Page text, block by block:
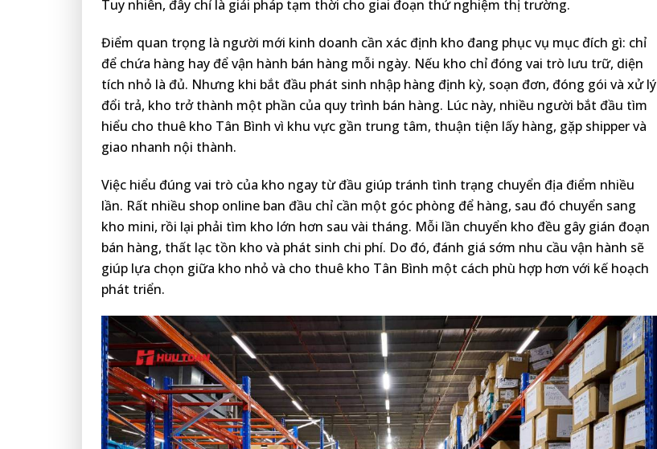
Tuy nhiên, đây chỉ là giải pháp tạm thời cho giai đoạn thử nghiệm thị trường.
Điểm quan trọng là người mới kinh doanh cần xác định kho đang phục vụ mục đích gì: chỉ
để chứa hàng hay để vận hành bán hàng mỗi ngày. Nếu kho chỉ đóng vai trò lưu trữ, diện
tích nhỏ là đủ. Nhưng khi bắt đầu phát sinh nhập hàng định kỳ, soạn đơn, đóng gói và xử lý
đổi trả, kho trở thành một phần của quy trình bán hàng. Lúc này, nhiều người bắt đầu tìm
hiểu cho thuê kho Tân Bình vì khu vực gần trung tâm, thuận tiện lấy hàng, gặp shipper và
giao nhanh nội thành.
Việc hiểu đúng vai trò của kho ngay từ đầu giúp tránh tình trạng chuyển địa điểm nhiều
lần. Rất nhiều shop online ban đầu chỉ cần một góc phòng để hàng, sau đó chuyển sang
kho mini, rồi lại phải tìm kho lớn hơn sau vài tháng. Mỗi lần chuyển kho đều gây gián đoạn
bán hàng, thất lạc tồn kho và phát sinh chi phí. Do đó, đánh giá sớm nhu cầu vận hành sẽ
giúp lựa chọn giữa kho nhỏ và cho thuê kho Tân Bình một cách phù hợp hơn với kế hoạch
phát triển.